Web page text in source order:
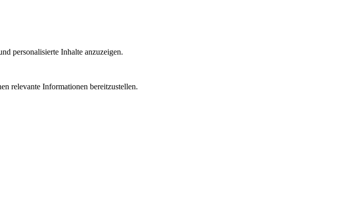
personalisierte Inhalte anzuzeigen.
relevante Informationen bereitzustellen.